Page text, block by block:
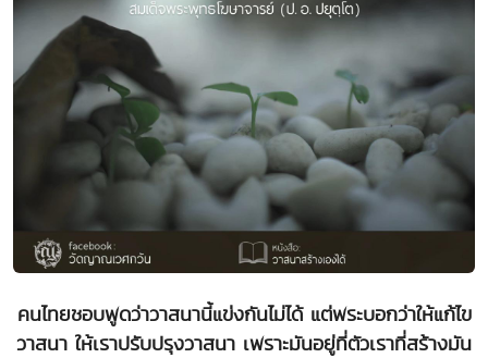
คนไทยชอบพูดว่าวาสนานี้แข่งกันไม่ได้ แต่พระบอกว่าให้แก้ไข
วาสนา ให้เราปรับปรุงวาสนา เพราะมันอยู่ที่ตัวเราที่สร้างมัน